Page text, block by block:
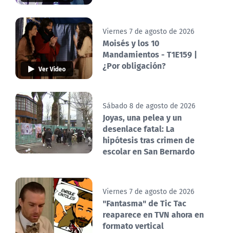
Ver Video
Viernes 7 de agosto de 2026
Moisés y los 10
Mandamientos - T1E159 |
¿Por obligación?
Sábado 8 de agosto de 2026
Joyas, una pelea y un
desenlace fatal: La
hipótesis tras crimen de
escolar en San Bernardo
Viernes 7 de agosto de 2026
"Fantasma" de Tic Tac
reaparece en TVN ahora en
formato vertical